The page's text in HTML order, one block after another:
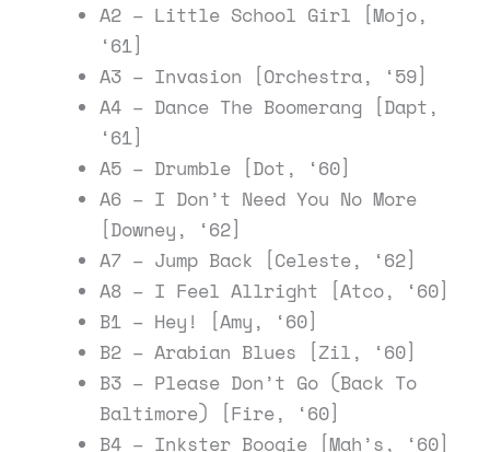
A2 – Little School Girl [Mojo,
‘61]
A3 – Invasion [Orchestra, ‘59]
A4 – Dance The Boomerang [Dapt,
‘61]
A5 – Drumble [Dot, ‘60]
A6 – I Don’t Need You No More
[Downey, ‘62]
A7 – Jump Back [Celeste, ‘62]
A8 – I Feel Allright [Atco, ‘60]
B1 – Hey! [Amy, ‘60]
B2 – Arabian Blues [Zil, ‘60]
B3 – Please Don’t Go (Back To
Baltimore) [Fire, ‘60]
B4 – Inkster Boogie [Mah’s, ‘60]